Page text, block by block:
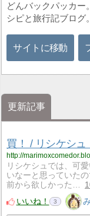
どんバックパッカー
シピと旅行記ブログ。
サイトに移動
更新記事
買！ / リシケシュ
リシケシュでは、可
いなーと思っていた
前から欲しかった…
いいね！
3